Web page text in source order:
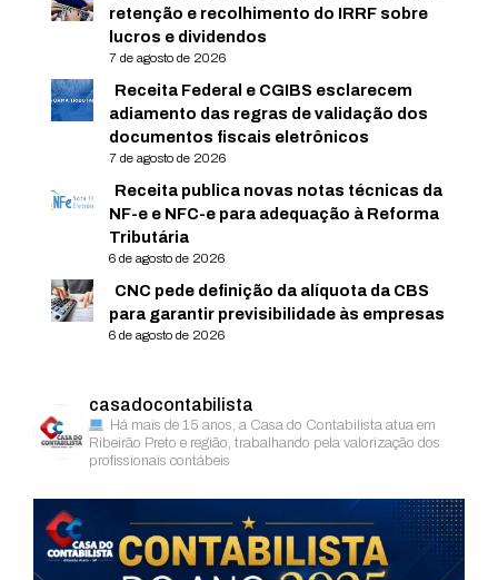
retenção e recolhimento do IRRF sobre
lucros e dividendos
7 de agosto de 2026
Receita Federal e CGIBS esclarecem
adiamento das regras de validação dos
documentos fiscais eletrônicos
7 de agosto de 2026
Receita publica novas notas técnicas da
NF-e e NFC-e para adequação à Reforma
Tributária
6 de agosto de 2026
CNC pede definição da alíquota da CBS
para garantir previsibilidade às empresas
6 de agosto de 2026
casadocontabilista
Há mais de 15 anos, a Casa do Contabilista atua em
Ribeirão Preto e região, trabalhando pela valorização dos
profissionais contábeis